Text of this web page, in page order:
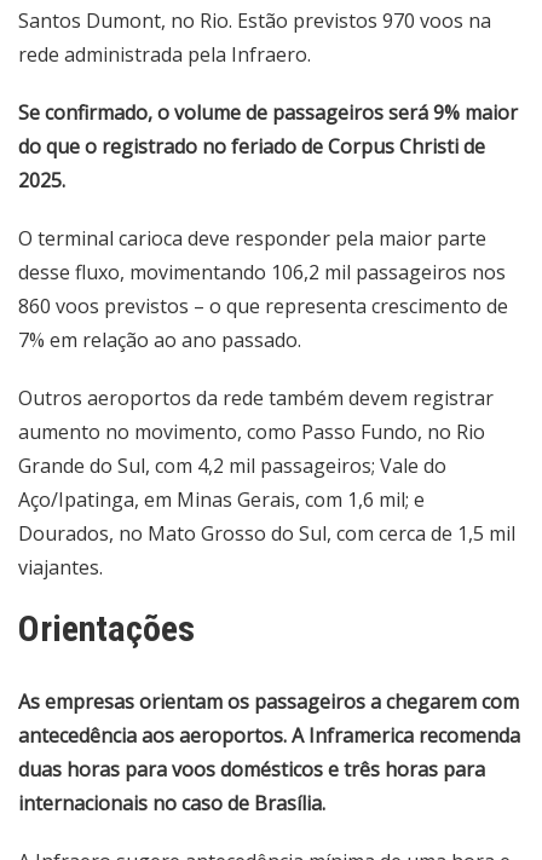
Santos Dumont, no Rio. Estão previstos 970 voos na
rede administrada pela Infraero.
Se confirmado, o volume de passageiros será 9% maior
do que o registrado no feriado de Corpus Christi de
2025.
O terminal carioca deve responder pela maior parte
desse fluxo, movimentando 106,2 mil passageiros nos
860 voos previstos – o que representa crescimento de
7% em relação ao ano passado.
Outros aeroportos da rede também devem registrar
aumento no movimento, como Passo Fundo, no Rio
Grande do Sul, com 4,2 mil passageiros; Vale do
Aço/Ipatinga, em Minas Gerais, com 1,6 mil; e
Dourados, no Mato Grosso do Sul, com cerca de 1,5 mil
viajantes.
Orientações
As empresas orientam os passageiros a chegarem com
antecedência aos aeroportos. A Inframerica recomenda
duas horas para voos domésticos e três horas para
internacionais no caso de Brasília.